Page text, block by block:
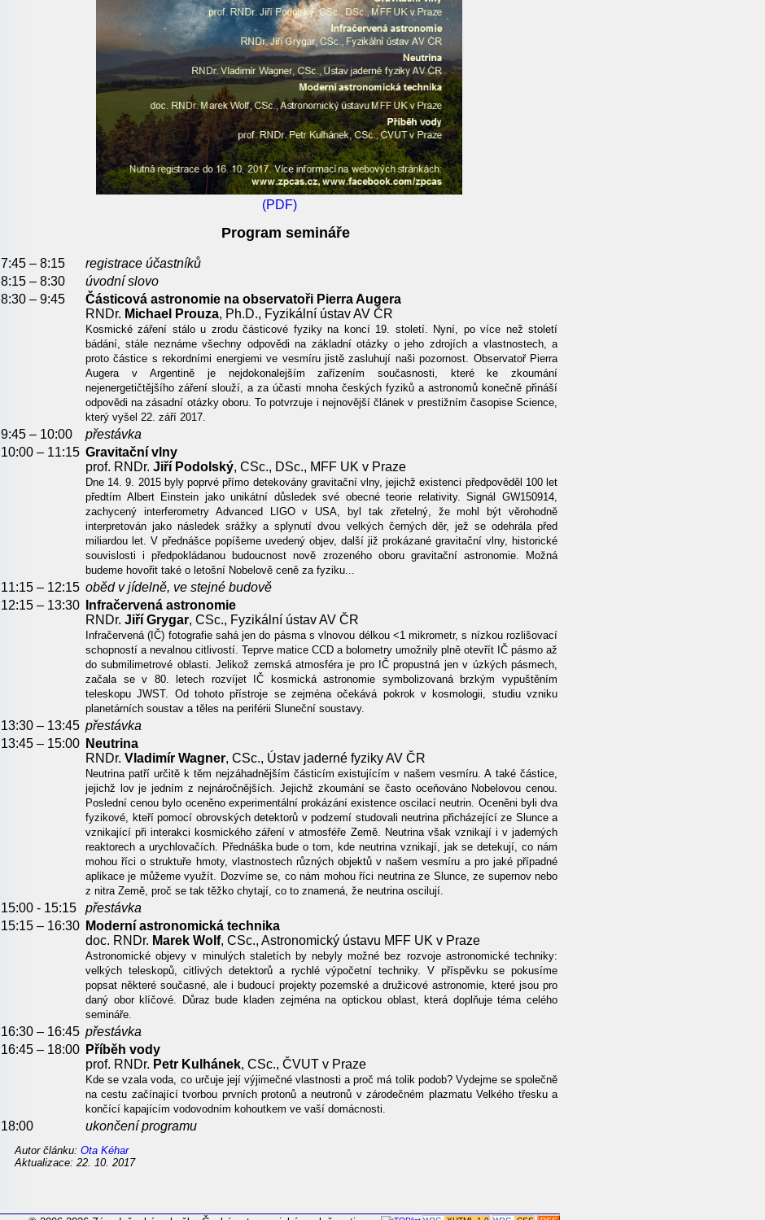
(PDF)
Program semináře
7:45 – 8:15
registrace účastníků
8:15 – 8:30
úvodní slovo
8:30 – 9:45
Částicová astronomie na observatoři Pierra Augera
RNDr. Michael Prouza, Ph.D., Fyzikální ústav AV ČR
Kosmické záření stálo u zrodu částicové fyziky na koncí 19. století. Nyní, po více než století
bádání, stále neznáme všechny odpovědi na základní otázky o jeho zdrojích a vlastnostech, a
proto částice s rekordními energiemi ve vesmíru jistě zasluhují naši pozornost. Observatoř Pierra
Augera v Argentině je nejdokonalejším zařízením současnosti, které ke zkoumání
nejenergetičtějšího záření slouží, a za účasti mnoha českých fyziků a astronomů konečně přináší
odpovědi na zásadní otázky oboru. To potvrzuje i nejnovější článek v prestižním časopise Science,
který vyšel 22. září 2017.
9:45 – 10:00
přestávka
10:00 – 11:15 Gravitační vlny
prof. RNDr. Jiří Podolský, CSc., DSc., MFF UK v Praze
Dne 14. 9. 2015 byly poprvé přímo detekovány gravitační vlny, jejichž existenci předpověděl 100 let
předtím Albert Einstein jako unikátní důsledek své obecné teorie relativity. Signál GW150914,
zachycený interferometry Advanced LIGO v USA, byl tak zřetelný, že mohl být věrohodně
interpretován jako následek srážky a splynutí dvou velkých černých děr, jež se odehrála před
miliardou let. V přednášce popíšeme uvedený objev, další již prokázané gravitační vlny, historické
souvislosti i předpokládanou budoucnost nově zrozeného oboru gravitační astronomie. Možná
budeme hovořit také o letošní Nobelově ceně za fyziku...
11:15 – 12:15 oběd v jídelně, ve stejné budově
12:15 – 13:30
Infračervená astronomie
RNDr. Jiří Grygar, CSc., Fyzikální ústav AV ČR
Infračervená (IČ) fotografie sahá jen do pásma s vlnovou délkou <1 mikrometr, s nízkou rozlišovací
schopností a nevalnou citlivostí. Teprve matice CCD a bolometry umožnily plně otevřít IČ pásmo až
do submilimetrové oblasti. Jelikož zemská atmosféra je pro IČ propustná jen v úzkých pásmech,
začala se v 80. letech rozvíjet IČ kosmická astronomie symbolizovaná brzkým vypuštěním
teleskopu JWST. Od tohoto přístroje se zejména očekává pokrok v kosmologii, studiu vzniku
planetárních soustav a těles na periférii Sluneční soustavy.
13:30 – 13:45 přestávka
13:45 – 15:00 Neutrina
RNDr. Vladimír Wagner, CSc., Ústav jaderné fyziky AV ČR
Neutrina patří určitě k těm nejzáhadnějším částicím existujícím v našem vesmíru. A také částice,
jejichž lov je jedním z nejnáročnějších. Jejichž zkoumání se často oceňováno Nobelovou cenou.
Poslední cenou bylo oceněno experimentální prokázání existence oscilací neutrin. Oceněni byli dva
fyzikové, kteří pomocí obrovských detektorů v podzemí studovali neutrina přicházející ze Slunce a
vznikající při interakci kosmického záření v atmosféře Země. Neutrina však vznikají i v jaderných
reaktorech a urychlovačích. Přednáška bude o tom, kde neutrina vznikají, jak se detekují, co nám
mohou říci o struktuře hmoty, vlastnostech různých objektů v našem vesmíru a pro jaké případné
aplikace je můžeme využít. Dozvíme se, co nám mohou říci neutrina ze Slunce, ze supernov nebo
z nitra Země, proč se tak těžko chytají, co to znamená, že neutrina oscilují.
15:00 - 15:15
přestávka
15:15 – 16:30 Moderní astronomická technika
doc. RNDr. Marek Wolf, CSc., Astronomický ústavu MFF UK v Praze
Astronomické objevy v minulých staletích by nebyly možné bez rozvoje astronomické techniky:
velkých teleskopů, citlivých detektorů a rychlé výpočetní techniky. V příspěvku se pokusíme
popsat některé současné, ale i budoucí projekty pozemské a družicové astronomie, které jsou pro
daný obor klíčové. Důraz bude kladen zejména na optickou oblast, která doplňuje téma celého
semináře.
16:30 – 16:45 přestávka
16:45 – 18:00 Příběh vody
prof. RNDr. Petr Kulhánek, CSc., ČVUT v Praze
Kde se vzala voda, co určuje její výjimečné vlastnosti a proč má tolik podob? Vydejme se společně
na cestu začínající tvorbou prvních protonů a neutronů v zárodečném plazmatu Velkého třesku a
končící kapajícím vodovodním kohoutkem ve vaší domácnosti.
18:00 ukončení programu
Autor článku: Ota Kéhar
Aktualizace: 22. 10. 2017